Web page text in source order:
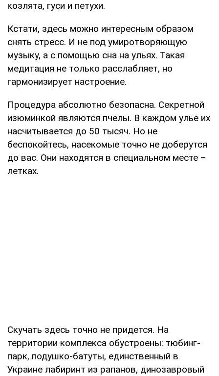
козлята, гуси и петухи.
Кстати, здесь можно интересным образом
снять стресс. И не под умиротворяющую
музыку, а с помощью сна на ульях. Такая
медитация не только расслабляет, но
гармонизирует настроение.
Процедура абсолютно безопасна. Секретной
изюминкой являются пчелы. В каждом улье их
насчитывается до 50 тысяч. Но не
беспокойтесь, насекомые точно не доберутся
до вас. Они находятся в специальном месте –
летках.
Скучать здесь точно не придется. На
территории комплекса обустроены: тюбинг-
парк, подушко-батуты, единственный в
Украине лабиринт из рапанов, динозавровый